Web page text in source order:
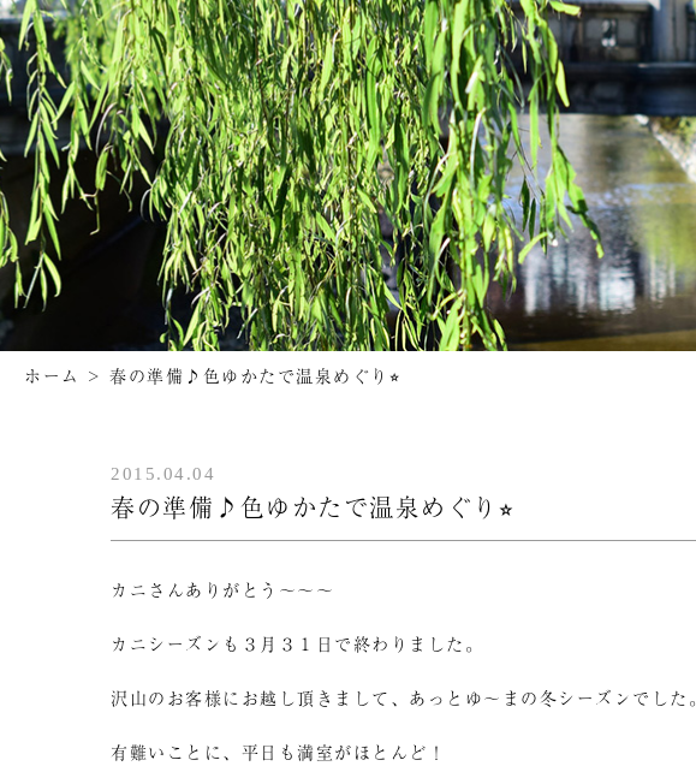
ホーム > 春の準備♪色ゆかたで温泉めぐり⭐︎
2015.04.04
春の準備♪色ゆかたで温泉めぐり⭐︎
カニさんありがとう～～～
カニシーズンも３月３１日で終わりました。
沢山のお客様にお越し頂きまして、あっとゆ～まの冬シーズンでした。
有難いことに、平日も満室がほとんど！